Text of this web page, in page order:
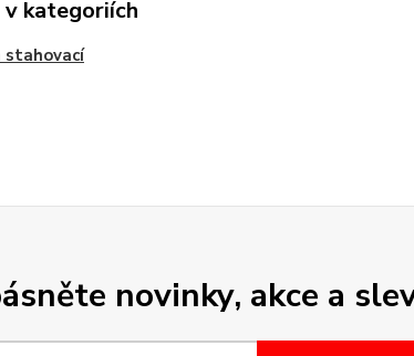
v kategoriích
stahovací
novinky, akce a